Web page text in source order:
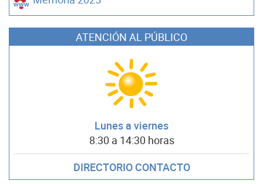
ATENCIÓN AL PÚBLICO
Lunes a viernes
8:30 a 14:30 horas
DIRECTORIO CONTACTO